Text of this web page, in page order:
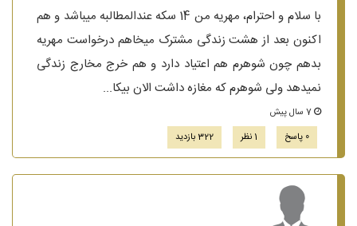
با سلام و احترام، مهریه من 14 سکه عندالمطالبه میباشد و هم
اکنون بعد از هشت زندگی مشترک میخاهم درخواست مهریه
بدهم چون شوهرم هم اعتیاد دارد و هم خرج مخارج زندگی
نمیدهد ولی شوهرم که مغازه داشت الان بیکا...
0 پاسخ
1 نظر 322 بازدید